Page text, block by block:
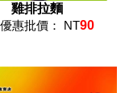
雞排拉麵
惠批價： NT90